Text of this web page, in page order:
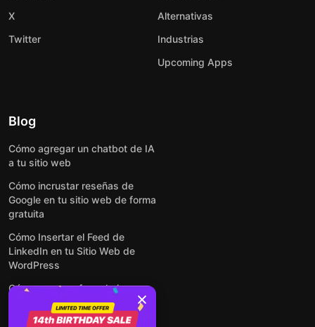
X
Twitter
Alternativas
Industrias
Upcoming Apps
Blog
Cómo agregar un chatbot de IA
a tu sitio web
Cómo incrustar reseñas de
Google en tu sitio web de forma
gratuita
Cómo Insertar el Feed de
LinkedIn en tu Sitio Web de
WordPress
Cómo crear un formulario para
WordPress: de manera simple y
rápida